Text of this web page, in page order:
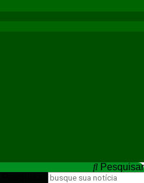
Pesquisar